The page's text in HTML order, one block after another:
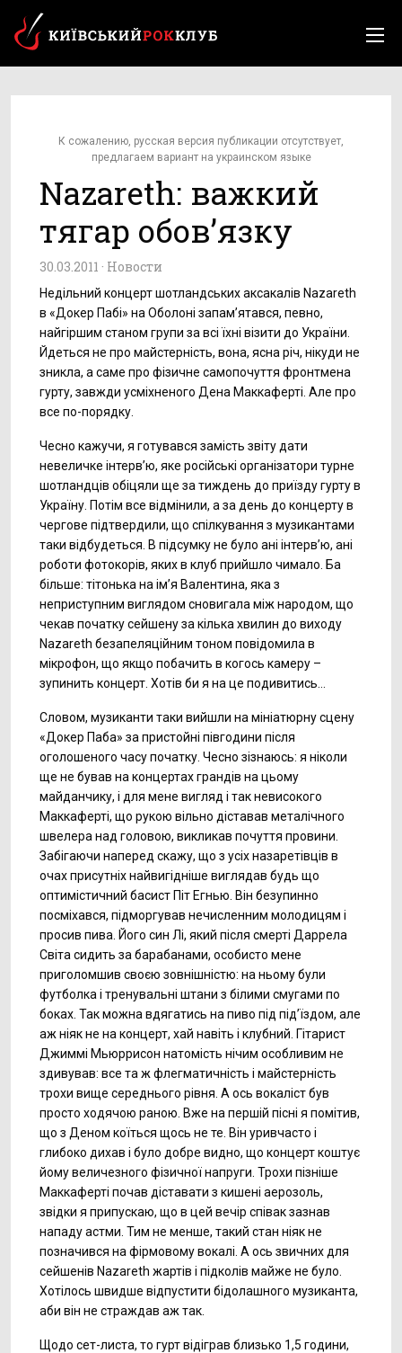
К сожалению, русская версия публикации отсутствует,
предлагаем вариант на украинском языке
Nazareth: важкий
тягар обов’язку
30.03.2011 · Новости
Недільний концерт шотландських аксакалів Nazareth
в «Докер Пабі» на Оболоні запам’ятався, певно,
найгіршим станом групи за всі їхні візити до України.
Йдеться не про майстерність, вона, ясна річ, нікуди не
зникла, а саме про фізичне самопочуття фронтмена
гурту, завжди усміхненого Дена Маккаферті. Але про
все по-порядку.
Чесно кажучи, я готувався замість звіту дати
невеличке інтерв’ю, яке російські організатори турне
шотландців обіцяли ще за тиждень до приїзду гурту в
Україну. Потім все відмінили, а за день до концерту в
чергове підтвердили, що спілкування з музикантами
таки відбудеться. В підсумку не було ані інтерв’ю, ані
роботи фотокорів, яких в клуб прийшло чимало. Ба
більше: тітонька на ім’я Валентина, яка з
неприступним виглядом сновигала між народом, що
чекав початку сейшену за кілька хвилин до виходу
Nazareth безапеляційним тоном повідомила в
мікрофон, що якщо побачить в когось камеру –
зупинить концерт. Хотів би я на це подивитись…
Словом, музиканти таки вийшли на мініатюрну сцену
«Докер Паба» за пристойні півгодини після
оголошеного часу початку. Чесно зізнаюсь: я ніколи
ще не бував на концертах грандів на цьому
майданчику, і для мене вигляд і так невисокого
Маккаферті, що рукою вільно діставав металічного
швелера над головою, викликав почуття провини.
Забігаючи наперед скажу, що з усіх назаретівців в
очах присутніх найвигідніше виглядав будь що
оптимістичний басист Піт Егнью. Він безупинно
посміхався, підморгував нечисленним молодицям і
просив пива. Його син Лі, який після смерті Даррела
Світа сидить за барабанами, особисто мене
приголомшив своєю зовнішністю: на ньому були
футболка і тренувальні штани з білими смугами по
боках. Так можна вдягатись на пиво під під’їздом, але
аж ніяк не на концерт, хай навіть і клубний. Гітарист
Джиммі Мьюррисон натомість нічим особливим не
здивував: все та ж флегматичність і майстерність
трохи вище середнього рівня. А ось вокаліст був
просто ходячою раною. Вже на першій пісні я помітив,
що з Деном коїться щось не те. Він уривчасто і
глибоко дихав і було добре видно, що концерт коштує
йому величезного фізичної напруги. Трохи пізніше
Маккаферті почав діставати з кишені аерозоль,
звідки я припускаю, що в цей вечір співак зазнав
нападу астми. Тим не менше, такий стан ніяк не
позначився на фірмовому вокалі. А ось звичних для
сейшенів Nazareth жартів і підколів майже не було.
Хотілось швидше відпустити бідолашного музиканта,
аби він не страждав аж так.
Щодо сет-листа, то гурт відіграв близько 1,5 години,